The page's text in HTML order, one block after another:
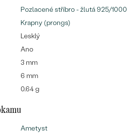
Pozlacené stříbro - žlutá 925/1000
Krapny (prongs)
Lesklý
Ano
3 mm
6 mm
0.64 g
Ametyst